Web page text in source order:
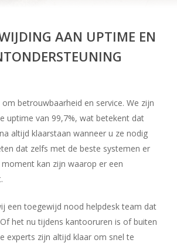
AAN UPTIME EN
betrouwbaarheid en service. We zijn
uptime van 99,7%, wat betekent dat
altijd klaarstaan wanneer u ze nodig
dat zelfs met de beste systemen er
kan zijn waarop er een
een toegewijd nood helpdesk team dat
het nu tijdens kantooruren is of buiten
experts zijn altijd klaar om snel te